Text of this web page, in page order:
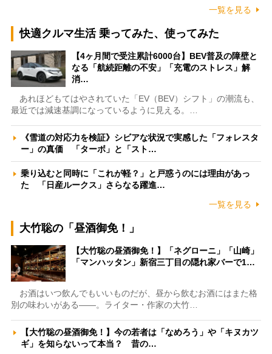
一覧を見る
快適クルマ生活 乗ってみた、使ってみた
【4ヶ月間で受注累計6000台】BEV普及の障壁と
なる「航続距離の不安」「充電のストレス」解
消…
あれほどもてはやされていた「EV（BEV）シフト」の潮流も、
最近では減速基調になっているように見える。…
《雪道の対応力を検証》シビアな状況で実感した「フォレスタ
ー」の真価 「ターボ」と「スト…
乗り込むと同時に「これが軽？」と戸惑うのには理由があっ
た 「日産ルークス」さらなる躍進…
一覧を見る
大竹聡の「昼酒御免！」
【大竹聡の昼酒御免！】「ネグローニ」「山崎」
「マンハッタン」新宿三丁目の隠れ家バーで1…
お酒はいつ飲んでもいいものだが、昼から飲むお酒にはまた格
別の味わいがある――。ライター・作家の大竹…
【大竹聡の昼酒御免！】今の若者は「なめろう」や「キヌカツ
ギ」を知らないって本当？ 昔の…